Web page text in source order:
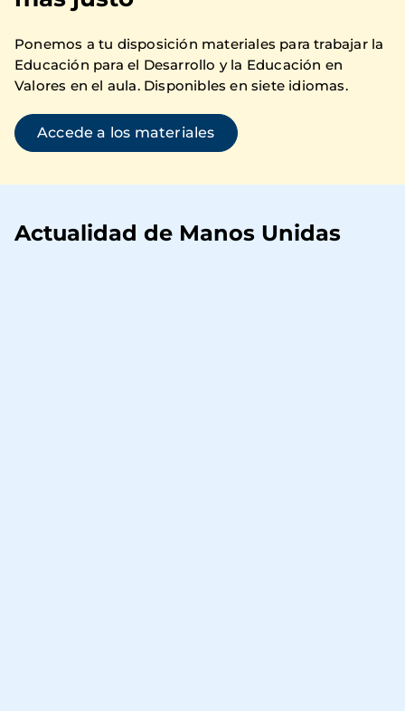
Ponemos a tu disposición materiales para trabajar la
Educación para el Desarrollo y la Educación en
Valores en el aula. Disponibles en siete idiomas.
Accede a los materiales
Actualidad de Manos Unidas